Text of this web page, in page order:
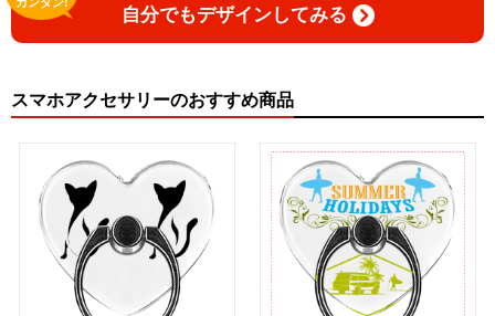
自分でもデザインしてみる
スマホアクセサリーのおすすめ商品